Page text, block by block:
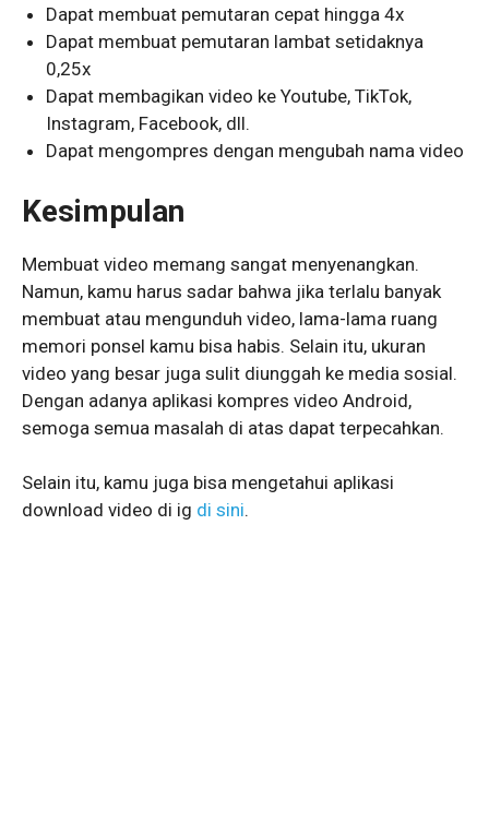
Dapat membuat pemutaran cepat hingga 4x
Dapat membuat pemutaran lambat setidaknya
0,25x
Dapat membagikan video ke Youtube, TikTok,
Instagram, Facebook, dll.
Dapat mengompres dengan mengubah nama video
Kesimpulan
Membuat video memang sangat menyenangkan.
Namun, kamu harus sadar bahwa jika terlalu banyak
membuat atau mengunduh video, lama-lama ruang
memori ponsel kamu bisa habis. Selain itu, ukuran
video yang besar juga sulit diunggah ke media sosial.
Dengan adanya aplikasi kompres video Android,
semoga semua masalah di atas dapat terpecahkan.
Selain itu, kamu juga bisa mengetahui aplikasi
download video di ig di sini.